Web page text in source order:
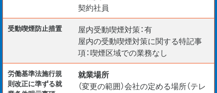
契約社員
受動喫煙防⽌措置
屋内受動喫煙対策：有
屋内の受動喫煙対策に関する特記事
項：喫煙区域での業務なし
労働基準法施行規
則改正に準ずる就
就業場所
（変更の範囲）会社の定める場所（テレ